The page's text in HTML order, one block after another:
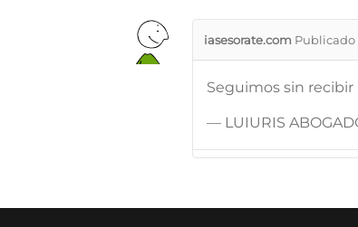
iasesorate.com Publicado
Seguimos sin recibir
— LUIURIS